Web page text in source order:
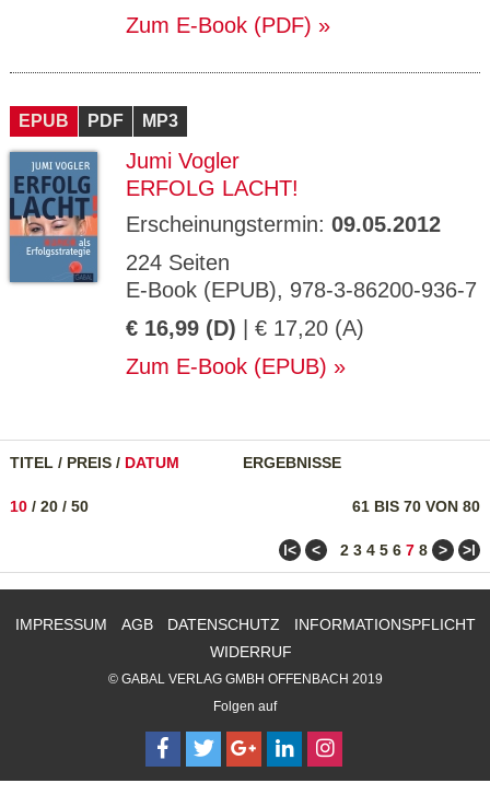
Zum E-Book (PDF)
EPUB PDF MP3
Jumi Vogler
ERFOLG LACHT!
Erscheinungstermin: 09.05.2012
224 Seiten
E-Book (EPUB), 978-3-86200-936-7
€ 16,99 (D) | € 17,20 (A)
Zum E-Book (EPUB)
TITEL / PREIS / DATUM ERGEBNISSE
61 BIS 70 VON 80
10 / 20 / 50
ǀ< < 2 3 4 5 6 7 8 > >ǀ
IMPRESSUM AGB DATENSCHUTZ
INFORMATIONSPFLICHT
WIDERRUF
© GABAL VERLAG GMBH OFFENBACH 2019
Folgen auf